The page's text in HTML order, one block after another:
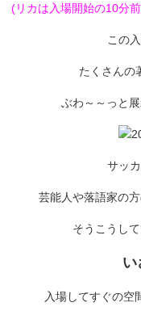
(リカは入場開始の10分
この
たくさんの
ぶわ～～っと
サッ
芸能人や落語家の
そうこうし
い
入場してすぐの空